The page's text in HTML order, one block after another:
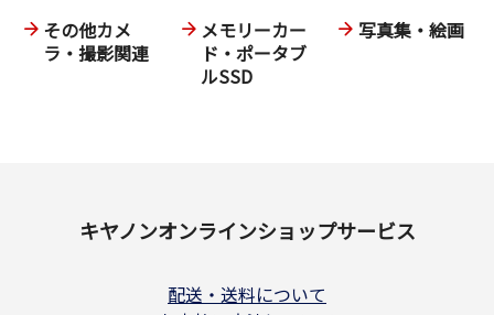
その他カメ
ラ・撮影関連
メモリーカー
ド・ポータブ
ルSSD
写真集・絵画
キヤノンオンラインショップサービス
配送・送料について